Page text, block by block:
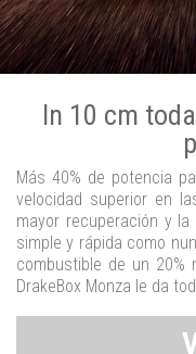
In 10 cm
Más 40% de potencia
velocidad superior en
mayor recuperación y
simple y rápida como
combustible de un 20%
DrakeBox Monza le da